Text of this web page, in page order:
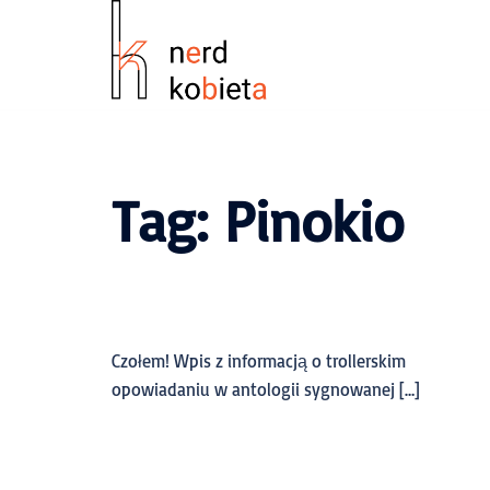
Tag: Pinokio
Czołem! Wpis z informacją o trollerskim
opowiadaniu w antologii sygnowanej […]